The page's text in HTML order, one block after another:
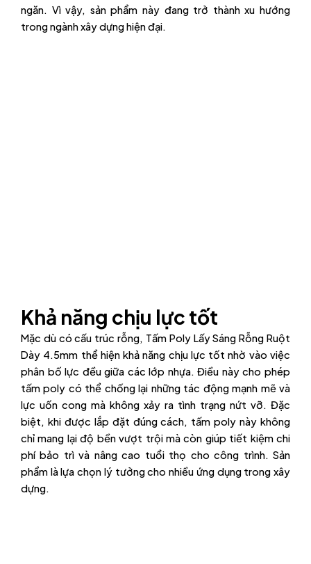
ngăn. Vì vậy, sản phẩm này đang trở thành xu hướng
trong ngành xây dựng hiện đại.
Khả năng chịu lực tốt
Mặc dù có cấu trúc rỗng, Tấm Poly Lấy Sáng Rỗng Ruột
Dày 4.5mm thể hiện khả năng chịu lực tốt nhờ vào việc
phân bố lực đều giữa các lớp nhựa. Điều này cho phép
tấm poly có thể chống lại những tác động mạnh mẽ và
lực uốn cong mà không xảy ra tình trạng nứt vỡ. Đặc
biệt, khi được lắp đặt đúng cách, tấm poly này không
chỉ mang lại độ bền vượt trội mà còn giúp tiết kiệm chi
phí bảo trì và nâng cao tuổi thọ cho công trình. Sản
phẩm là lựa chọn lý tưởng cho nhiều ứng dụng trong xây
dựng.